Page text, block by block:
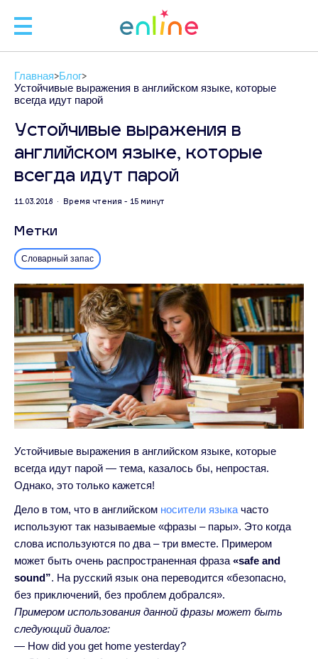
🧑
Главная Блог
Устойчивые выражения в английском языке, которые
всегда идут парой
Устойчивые выражения в
английском языке, которые
всегда идут парой
11.03.2018 • Время чтения - 15 минут
Метки
Словарный запас
Устойчивые выражения в английском языке, которые
всегда идут парой — тема, казалось бы, непростая.
Однако, это только кажется!
Дело в том, что в английском носители языка часто
используют так называемые «фразы – пары». Это когда
слова используются по два – три вместе. Примером
может быть очень распространенная фраза «safe and
sound”. На русский язык она переводится «безопасно,
без приключений, без проблем добрался».
Примером использования данной фразы может быть
следующий диалог:
— How did you get home yesterday?